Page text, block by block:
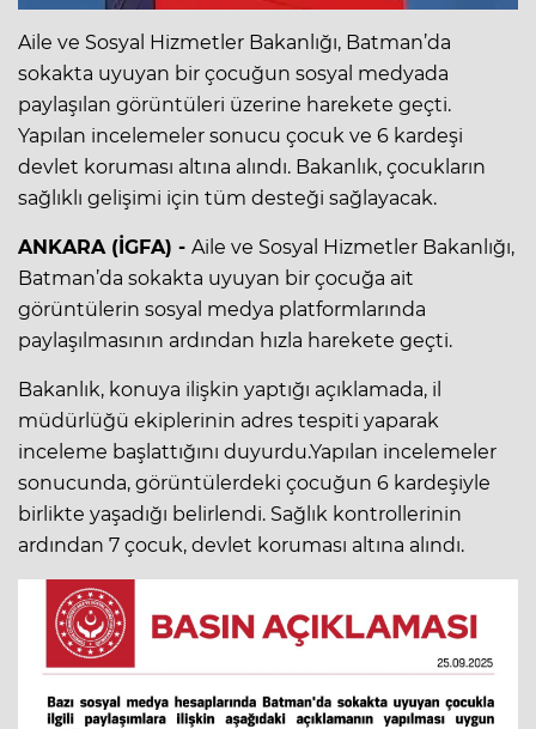
Aile ve Sosyal Hizmetler Bakanlığı, Batman’da
sokakta uyuyan bir çocuğun sosyal medyada
paylaşılan görüntüleri üzerine harekete geçti.
Yapılan incelemeler sonucu çocuk ve 6 kardeşi
devlet koruması altına alındı. Bakanlık, çocukların
sağlıklı gelişimi için tüm desteği sağlayacak.
ANKARA (İGFA) - Aile ve Sosyal Hizmetler Bakanlığı,
Batman’da sokakta uyuyan bir çocuğa ait
görüntülerin sosyal medya platformlarında
paylaşılmasının ardından hızla harekete geçti.
Bakanlık, konuya ilişkin yaptığı açıklamada, il
müdürlüğü ekiplerinin adres tespiti yaparak
inceleme başlattığını duyurdu.Yapılan incelemeler
sonucunda, görüntülerdeki çocuğun 6 kardeşiyle
birlikte yaşadığı belirlendi. Sağlık kontrollerinin
ardından 7 çocuk, devlet koruması altına alındı.